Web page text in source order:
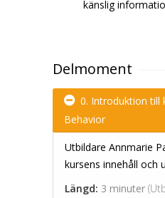
känslig
Delmoment
0. Introduktion till
Behavior
Utbildare Annmarie
kursens innehåll och
Längd: 3 minuter